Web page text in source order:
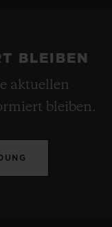
BLEIBEN
aktuellen
bleiben.